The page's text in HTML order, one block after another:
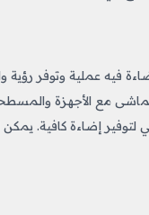
فيه عملية وتوفر رؤية
مع الأجهزة